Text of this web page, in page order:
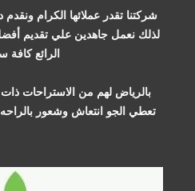
شركتنا تقدر عملائها الكرام
لذلك نعمل جاهدين علي تقديم
الرائع
بالرياض لهم من الاستراحات
تعطي الجو انتعاش وشعور